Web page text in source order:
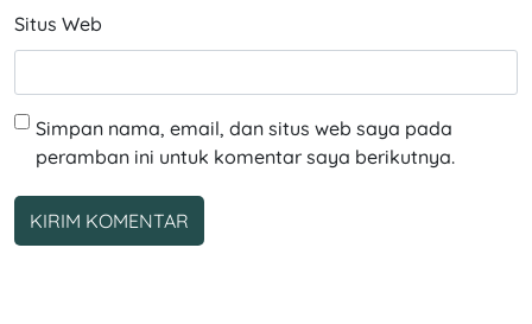
Situs Web
Simpan nama, email, dan situs web saya pada
peramban ini untuk komentar saya berikutnya.